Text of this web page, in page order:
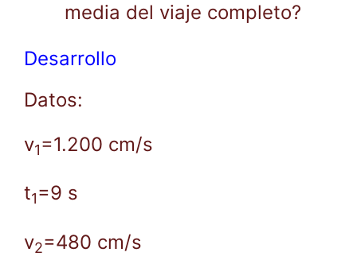
media del viaje completo?
Desarrollo
Datos:
v1=1.200 cm/s
t1=9 s
v2=480 cm/s